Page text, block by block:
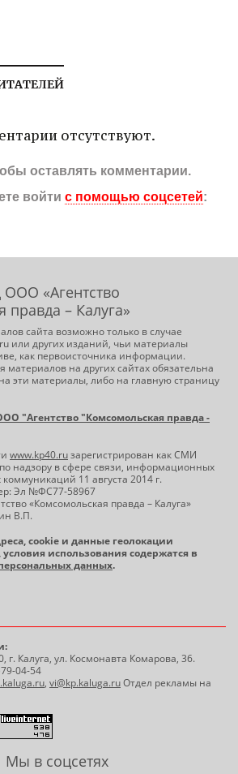
отсутствуют.
оставлять комментарии.
войти с помощью соцсетей:
ООО «Агентство
правда – Калуга»
сайта возможно только в случае
или других изданий, чьи материалы
как первоисточника информации.
материалов на других сайтах обязательна
эти материалы, либо на главную страницу
"Агентство "Комсомольская правда -
www.kp40.ruзарегистрирован как СМИ
надзору в сфере связи, информационных
11 августа 2014 г.
Эл №ФС77-58967
«Комсомольская правда – Калуга»
В.П.
cookie и данные геолокации
использования содержатся в
данных.
г. Калуга, ул. Космонавта Комарова, 36.
04-54
, vi@kp.kaluga.ruОтдел рекламы на
Мы в соцсетях